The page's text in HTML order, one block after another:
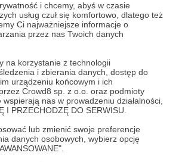
i chcemy, abyś w czasie
usług czuł się komfortowo, dlatego też
Ci najważniejsze informacje o
przez nas Twoich danych
na korzystanie z technologii
i zbierania danych, dostęp do
urządzeniu końcowym i ich
Crowd8 sp. z o.o. oraz podmioty
nas w prowadzeniu działalności,
I PRZECHODZĘ DO SERWISU.
lub zmienić swoje preferencje
danych osobowych, wybierz opcję
Zostań Patronem
potemotem premiera